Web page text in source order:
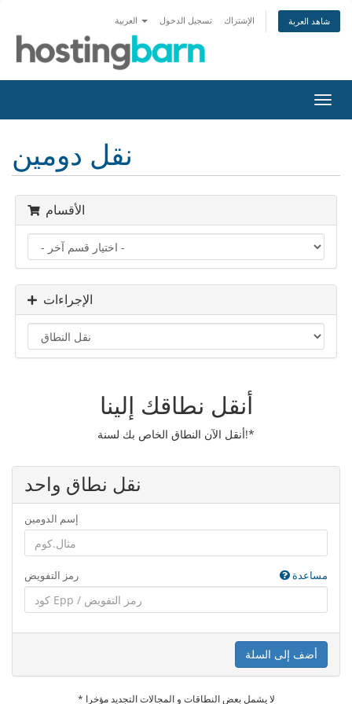
تسجيل الدخول الإشتراك شاهد العربة
تبديل
التنقل
نقل دومين
الأقسام
الإجراءات
أنقل نطاقك إلينا
أنقل الآن النطاق الخاص بك لسنة!*
نقل نطاق واحد
إسم الدومين
رمز التفويض مساعدة
أضف إلى السلة
* لا يشمل بعض النطاقات و المجالات التجديد مؤخرا